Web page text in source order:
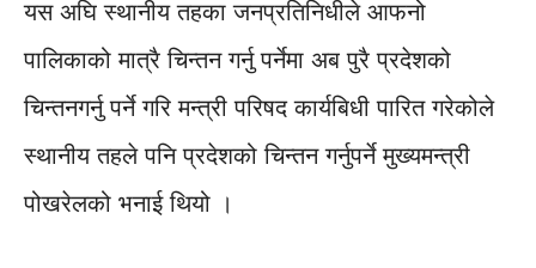
यस अघि स्थानीय तहका जनप्रतिनिधीले आफनो
पालिकाको मात्रै चिन्तन गर्नु पर्नेमा अब पुरै प्रदेशको
चिन्तनगर्नु पर्ने गरि मन्त्री परिषद कार्यबिधी पारित गरेकोले
स्थानीय तहले पनि प्रदेशको चिन्तन गर्नुपर्ने मुख्यमन्त्री
पोखरेलको भनाई थियो ।